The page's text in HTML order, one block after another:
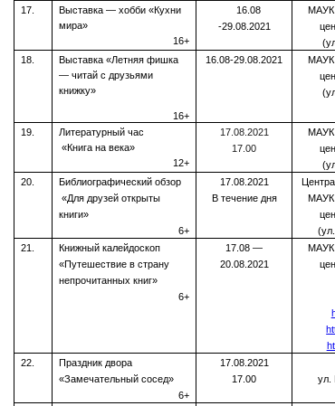
17.
Выставка — хобби «Кухни
мира»
16+
16.08
-29.08.2021
МАУК
18.
Выставка «Летняя фишка
— читай с друзьями
книжку»
16+
16.08-29.08.2021
МАУК
19.
Литературный час
«Книга на века»
12+
17.08.2021
17.00
МАУК
20.
Библиографический обзор
«Для друзей открыты
книги»
6+
17.08.2021
В течение дня
МАУК
21.
Книжный калейдоскоп
«Путешествие в страну
непрочитанных книг»
6+
17.08 —
20.08.2021
МАУК
22.
Праздник двора
«Замечательный сосед»
6+
17.08.2021
17.00
ул.